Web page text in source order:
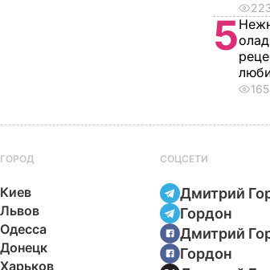
5
ГОРОД
Киев
Львов
Одесса
Донецк
Харьков
СОЦСЕТИ
Дмитрий
Гордон
Дмитрий
Гордон